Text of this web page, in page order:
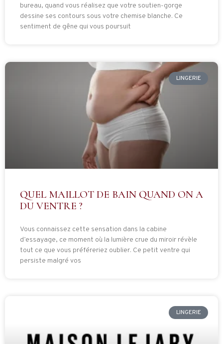
bureau, quand vous réalisez que votre soutien-gorge
dessine ses contours sous votre chemise blanche. Ce
sentiment de gêne qui vous poursuit
LINGERIE
QUEL MAILLOT DE BAIN QUAND ON A
DU VENTRE ?
Vous connaissez cette sensation dans la cabine
d’essayage, ce moment où la lumière crue du miroir révèle
tout ce que vous préféreriez oublier. Ce petit ventre qui
persiste malgré vos
LINGERIE